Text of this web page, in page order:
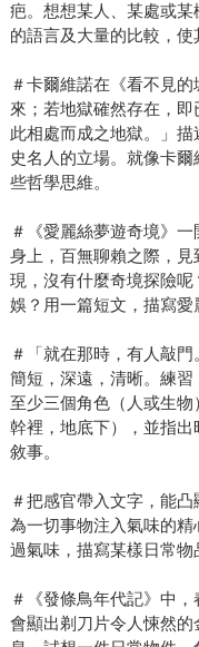
疤。想想某人、某處或
的語言及大量的比較，使
＃卡爾維諾在《看不見
來；若地獄確然存在，
此相處而成之地獄。」
史名人的立場。就像卡
些哲學思維。
＃《愛麗絲夢遊奇境》
身上，百無聊賴之際，
現，沒有什麼奇境探險
娛？用一篇短文，描寫愛
＃「就在那時，有人敲
簡短，深遠，清晰。練
至少三個角色（人或生
幹裡，地底下），並指
敘事。
＃把感官帶入文字，能
為一切事物注入氣味的
過氣味，描寫某樣日常物
＃《發條鳥年代記》中
會顯出剃刀片令人悚然